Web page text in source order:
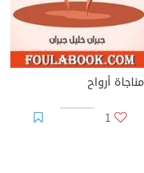
مناجاة أرواح
1